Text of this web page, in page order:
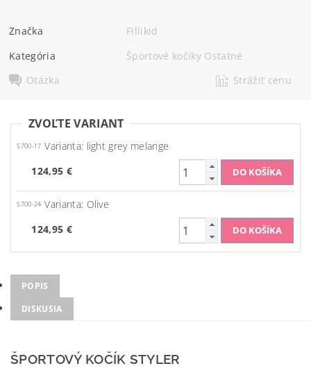
Značka
Fillikid
Kategória
Športové kočíky Ostatné
Otázka
Strážiť cenu
ZVOĽTE VARIANT
S700-17 Varianta: light grey melange
124,95 €
S700-24 Varianta: Olive
124,95 €
POPIS
DISKUSIA
ŠPORTOVÝ KOČÍK STYLER